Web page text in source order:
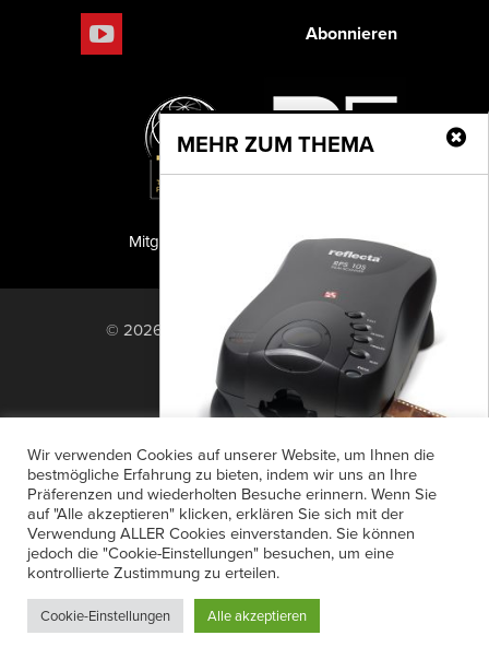
MEHR ZUM THEMA
RPS 10S Dia- und Filmscanner
Reflecta bringt mit dem RPS 10S einen
neuen Dia- und Filmscanner mit einer
Auflösung von bis zu 10.000 dpi und
automatischem...
Abonnieren
PF Publishing GmbH
Mitglied der TIPA
© 2026 PF Publishing GmbH. All rights
reserved.
Nach oben
Anzeigensuche
Shop
Zahlungsarten
Widerrufsbelehrung
Datenschutz
AGB
Newsletter-Anmeldung
Verträge hier kündigen
Mein Account
Passwort vergessen
Wir verwenden Cookies auf unserer Website, um Ihnen die
bestmögliche Erfahrung zu bieten, indem wir uns an Ihre
Präferenzen und wiederholten Besuche erinnern. Wenn Sie
auf "Alle akzeptieren" klicken, erklären Sie sich mit der
Verwendung ALLER Cookies einverstanden. Sie können
jedoch die "Cookie-Einstellungen" besuchen, um eine
kontrollierte Zustimmung zu erteilen.
Cookie-Einstellungen Alle akzeptieren